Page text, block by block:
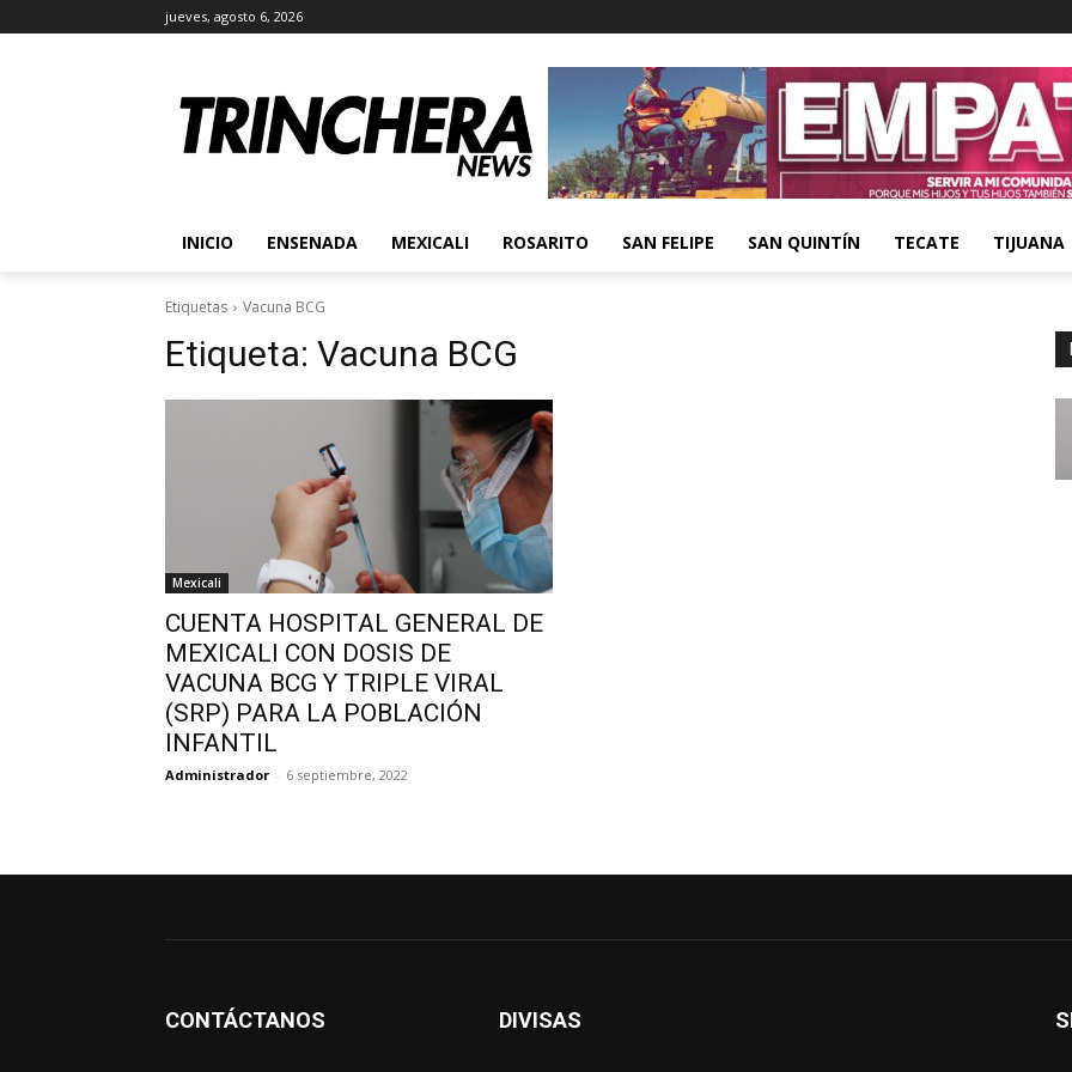
jueves, agosto 6, 2026
INICIO ENSENADA MEXICALI ROSARITO SAN FELIPE SAN QUINTÍN TECATE TIJUANA
Etiquetas Vacuna BCG
Etiqueta: Vacuna BCG
Mexicali
CUENTA HOSPITAL GENERAL DE
MEXICALI CON DOSIS DE
VACUNA BCG Y TRIPLE VIRAL
(SRP) PARA LA POBLACIÓN
INFANTIL
Administrador - 6 septiembre, 2022
CONTÁCTANOS DIVISAS